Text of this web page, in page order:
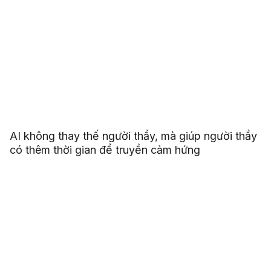
AI không thay thế người thầy, mà giúp người thầy
có thêm thời gian để truyền cảm hứng